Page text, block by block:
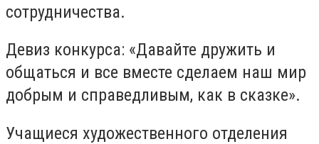
сотрудничества.
Девиз конкурса: «Давайте дружить и
общаться и все вместе сделаем наш мир
добрым и справедливым, как в сказке».
Учащиеся художественного отделения